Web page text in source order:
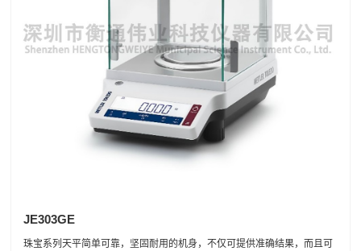
JE303GE
珠宝系列天平简单可靠，坚固耐用的机身，不仅可提供准确结果，而且可